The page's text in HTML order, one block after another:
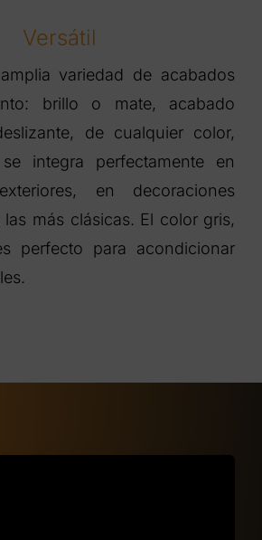
Versátil
variedad de acabados
brillo o mate, acabado
de cualquier color,
integra perfectamente en
en decoraciones
más clásicas. El color gris,
perfecto para acondicionar